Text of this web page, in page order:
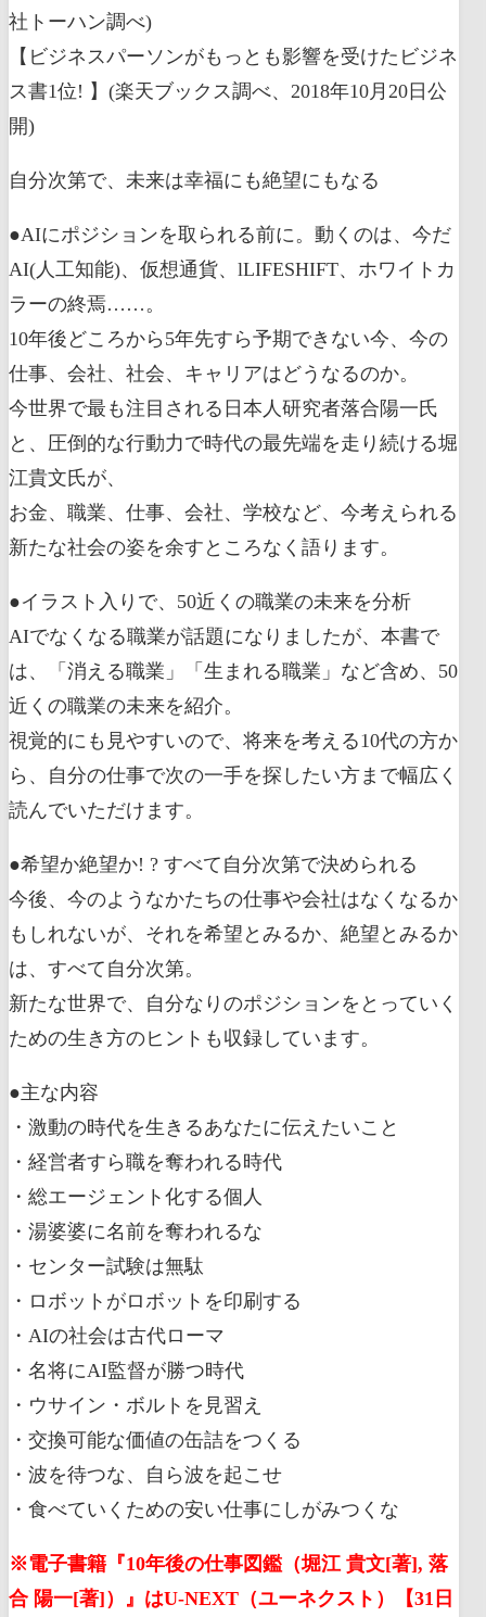
社トーハン調べ)
【ビジネスパーソンがもっとも影響を受けたビジネ
ス書1位! 】(楽天ブックス調べ、2018年10月20日公
開)
自分次第で、未来は幸福にも絶望にもなる
●AIにポジションを取られる前に。動くのは、今だ
AI(人工知能)、仮想通貨、lLIFESHIFT、ホワイトカ
ラーの終焉……。
10年後どころから5年先すら予期できない今、今の
仕事、会社、社会、キャリアはどうなるのか。
今世界で最も注目される日本人研究者落合陽一氏
と、圧倒的な行動力で時代の最先端を走り続ける堀
江貴文氏が、
お金、職業、仕事、会社、学校など、今考えられる
新たな社会の姿を余すところなく語ります。
●イラスト入りで、50近くの職業の未来を分析
AIでなくなる職業が話題になりましたが、本書で
は、「消える職業」「生まれる職業」など含め、50
近くの職業の未来を紹介。
視覚的にも見やすいので、将来を考える10代の方か
ら、自分の仕事で次の一手を探したい方まで幅広く
読んでいただけます。
●希望か絶望か! ? すべて自分次第で決められる
今後、今のようなかたちの仕事や会社はなくなるか
もしれないが、それを希望とみるか、絶望とみるか
は、すべて自分次第。
新たな世界で、自分なりのポジションをとっていく
ための生き方のヒントも収録しています。
●主な内容
・激動の時代を生きるあなたに伝えたいこと
・経営者すら職を奪われる時代
・総エージェント化する個人
・湯婆婆に名前を奪われるな
・センター試験は無駄
・ロボットがロボットを印刷する
・AIの社会は古代ローマ
・名将にAI監督が勝つ時代
・ウサイン・ボルトを見習え
・交換可能な価値の缶詰をつくる
・波を待つな、自ら波を起こせ
・食べていくための安い仕事にしがみつくな
※電子書籍『10年後の仕事図鑑（堀江 貴文[著], 落
合 陽一[著]）』はU-NEXT（ユーネクスト）【31日